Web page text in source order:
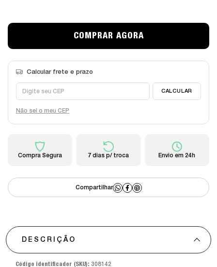
Não sei o meu CEP
Compra Segura 7 dias p/ troca Envio em 24h
DESCRIÇÃO
Código identificador (SKU): 308142